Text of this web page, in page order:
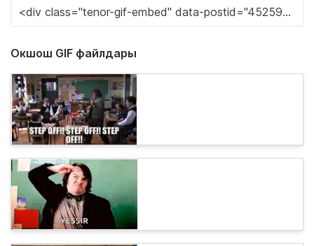
Окшош GIF файлдары